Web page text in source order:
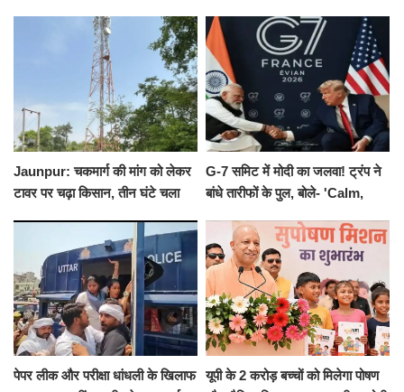
संकल्प
Jaunpur: चकमार्ग की मांग को लेकर
टावर पर चढ़ा किसान, तीन घंटे चला
G-7 समिट में मोदी का जलवा! ट्रंप ने
बांधे तारीफों के पुल, बोले- 'Calm,
पेपर लीक और परीक्षा धांधली के खिलाफ
यूपी के 2 करोड़ बच्चों को मिलेगा पोषण